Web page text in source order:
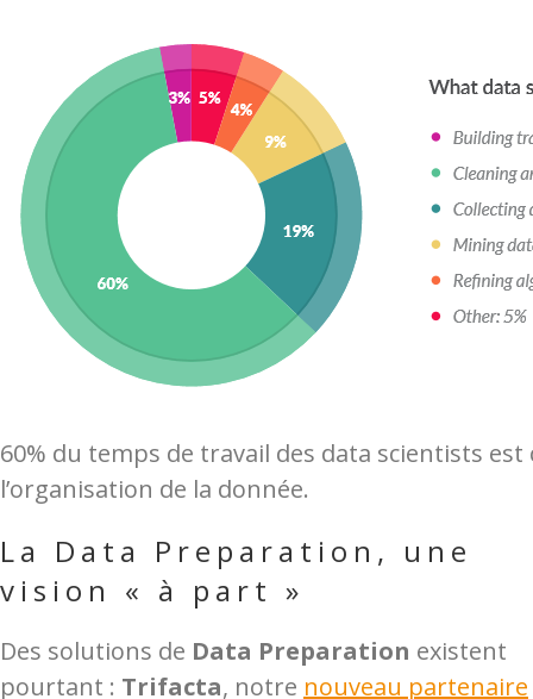
60% du temps de travail des data scientists
l’organisation de la donnée.
La Data Preparation, une
vision « à part »
Des solutions de Data Preparation existent
pourtant : Trifacta, notre nouveau partenaire